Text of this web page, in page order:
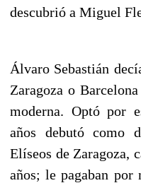
descubrió a Miguel
Álvaro Sebastián
Zaragoza o
moderna. Optó por
años debutó como
Elíseos de Zaragoza,
años; le pagaban por